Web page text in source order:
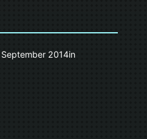
September 2014in